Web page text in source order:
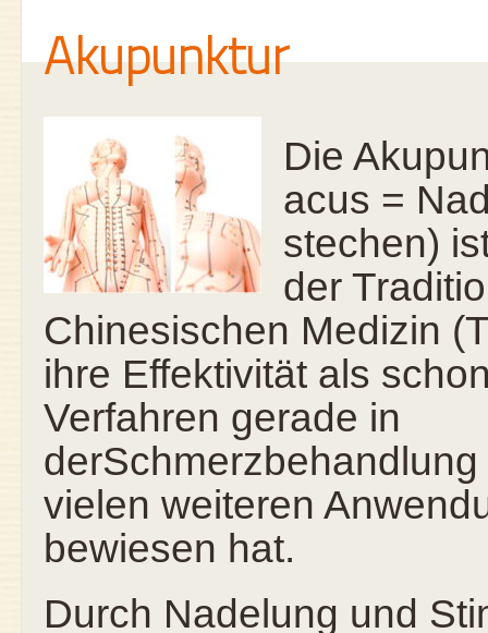
Akupunktur
Die
acus =
stechen)
der
Chinesischen Medizin
ihre Effektivität als
Verfahren gerade in
vielen weiteren
bewiesen hat.
Durch Nadelung und